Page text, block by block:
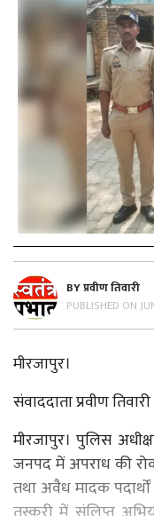
BYप्रवीण तिवारी
PUBLISHED ON
मीरजापुर।
संवाददाता प्रवीण तिवारी
मीरजापुर। पुलिस
जनपद में अपराध की
तथा अवैध मादक